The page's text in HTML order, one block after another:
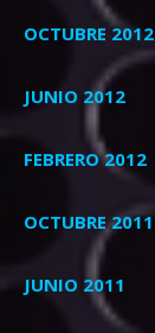
OCTUBRE 2012
JUNIO 2012
FEBRERO 2012
OCTUBRE 2011
JUNIO 2011